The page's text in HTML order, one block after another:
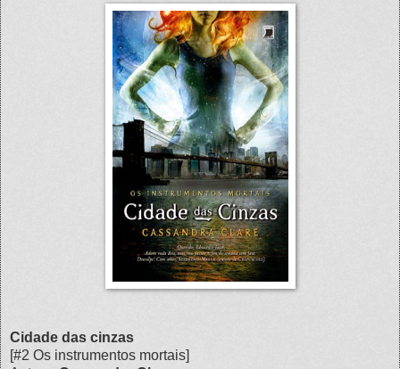
Cidade das cinzas
[#2 Os instrumentos mortais]